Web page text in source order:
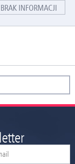
BRAK INFORMACJI